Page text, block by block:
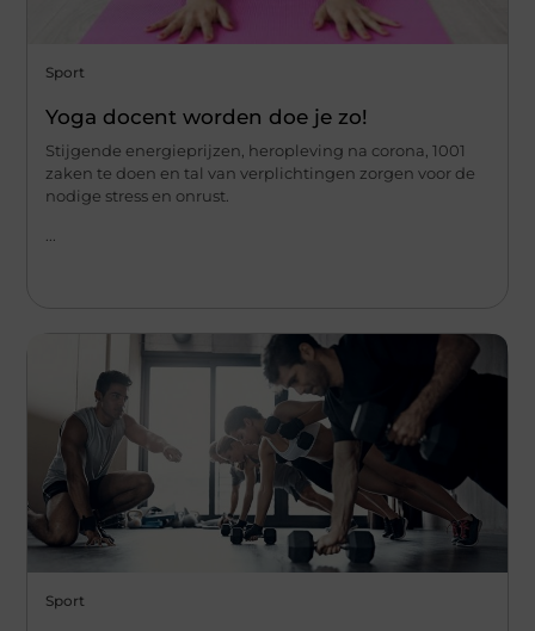
Sport
Yoga docent worden doe je zo!
Stijgende energieprijzen, heropleving na corona, 1001
zaken te doen en tal van verplichtingen zorgen voor de
nodige stress en onrust.
Sport